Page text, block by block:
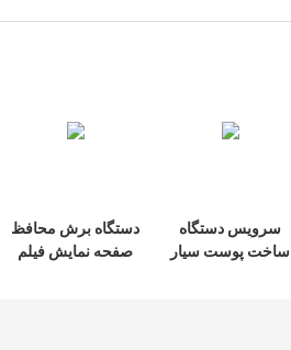
سرویس دستگاه
ساخت پوست سیار
دستگاه برش محافظ
صفحه نمایش فیلم